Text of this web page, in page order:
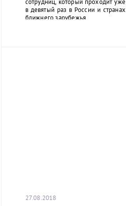
в девятый раз в России и странах
ближнего зарубежья.
27.08.2018